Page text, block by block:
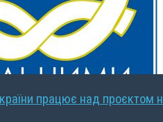
працює над проєктом